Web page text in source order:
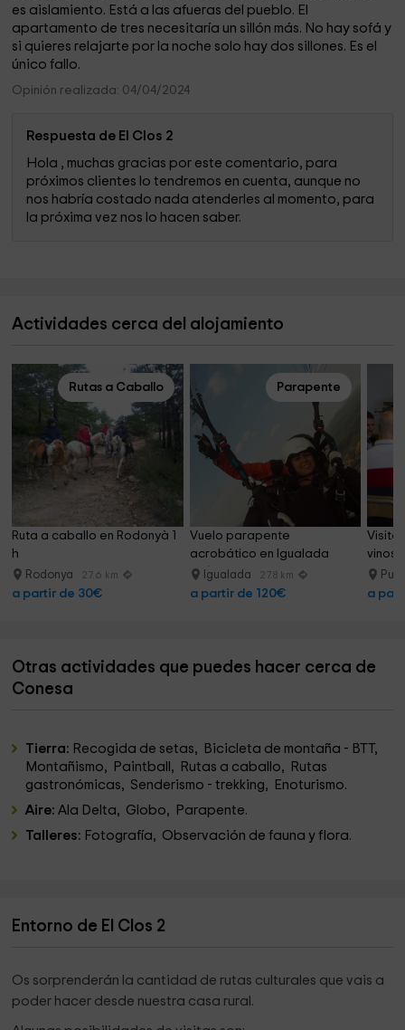
es aislamiento. Está a las afueras del pueblo. El
apartamento de tres necesitaría un sillón más. No hay sofá y
si quieres relajarte por la noche solo hay dos sillones. Es el
único fallo.
Opinión realizada: 04/04/2024
Respuesta de El Clos 2
Hola , muchas gracias por este comentario, para
próximos clientes lo tendremos en cuenta, aunque no
nos habría costado nada atenderles al momento, para
la próxima vez nos lo hacen saber.
Actividades cerca del alojamiento
Rutas a Caballo
Ruta a caballo en Rodonyà 1
h
Rodonya 27.6 km
a partir de 30€
Parapente
Vuelo parapente
acrobático en Igualada
25/30 min
Igualada 27.8 km
a partir de 120€
Visita
vinos
a
Otras actividades que puedes hacer cerca de
Conesa
Tierra: Recogida de setas, Bicicleta de montaña - BTT,
Montañismo, Paintball, Rutas a caballo, Rutas
gastronómicas, Senderismo - trekking, Enoturismo.
Aire:Ala Delta, Globo, Parapente.
Talleres: Fotografía, Observación de fauna y flora.
Entorno de El Clos 2
Os sorprenderán la cantidad de rutas culturales que vais a
poder hacer desde nuestra casa rural.